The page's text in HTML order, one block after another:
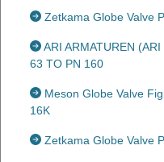
Zetkama Globe Valve
ARI ARMATUREN
63 TO PN 160
Meson Globe Valve
16K
Zetkama Globe Valve